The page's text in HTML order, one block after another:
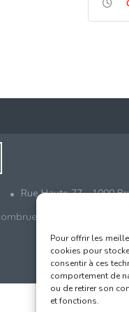
Pour offrir les
cookies pour
consentir à ces
comportement de
ou de retirer son
et fonctions.
Rue Haute 77 - 1000